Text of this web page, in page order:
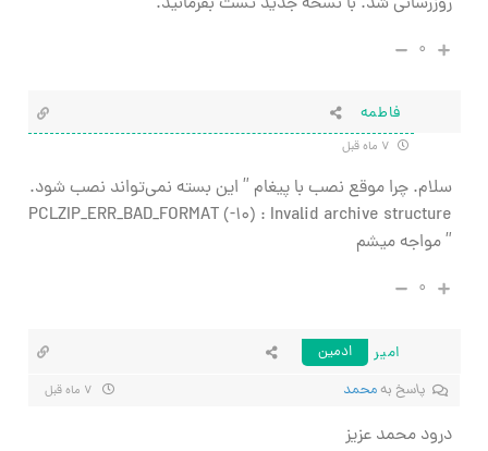
۰
فاطمه
سلام. چرا موقع نصب با پیغام ” این بسته نمی‌تواند نصب شود.
PCLZIP_ERR_BAD_FORMAT (-10) : Invalid archive structure
” مواجه میشم
۰
امیر
ادمین
پاسخ بهمحمد
درود محمد عزیز